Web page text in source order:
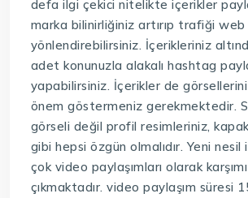
defa ilgi çekici nitelikte içerikler
marka bilinirliğiniz artırıp trafiği
yönlendirebilirsiniz. İçerikleriniz
adet konunuzla alakalı hashtag
yapabilirsiniz. İçerikler de
önem göstermeniz gerekmektedir.
görseli değil profil resimleriniz,
gibi hepsi özgün olmalıdır. Yeni
çok video paylaşımları olarak
çıkmaktadır. video paylaşım süresi